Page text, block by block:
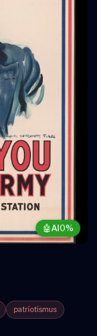
🤖AI0%
patriotismus